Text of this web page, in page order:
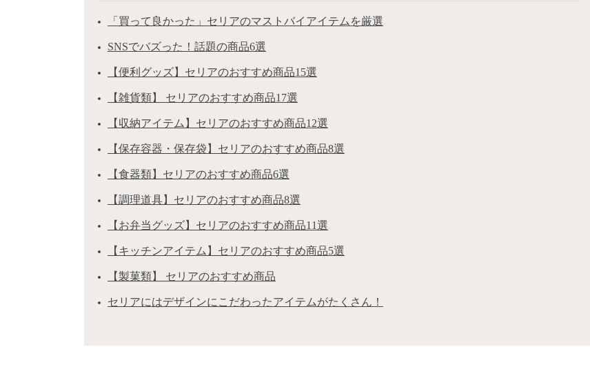
「買って良かった」セリアのマストバイアイテムを厳選
SNSでバズった！話題の商品6選
【便利グッズ】セリアのおすすめ商品15選
【雑貨類】 セリアのおすすめ商品17選
【収納アイテム】セリアのおすすめ商品12選
【保存容器・保存袋】セリアのおすすめ商品8選
【食器類】セリアのおすすめ商品6選
【調理道具】セリアのおすすめ商品8選
【お弁当グッズ】セリアのおすすめ商品11選
【キッチンアイテム】セリアのおすすめ商品5選
【製菓類】 セリアのおすすめ商品
セリアにはデザインにこだわったアイテムがたくさん！